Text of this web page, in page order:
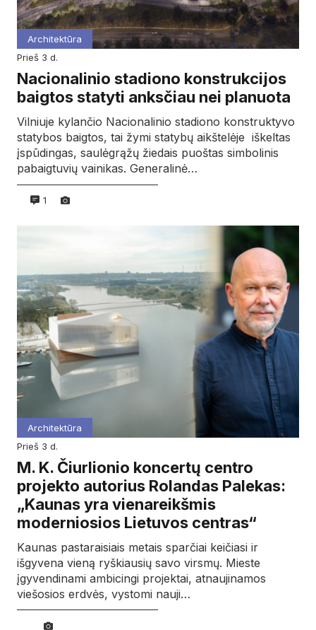
Architektūra
prieš 3 d.
Nacionalinio stadiono konstrukcijos
baigtos statyti anksčiau nei planuota
Vilniuje kylančio Nacionalinio stadiono konstruktyvo
statybos baigtos, tai žymi statybų aikštelėje iškeltas
įspūdingas, saulėgrąžų žiedais puoštas simbolinis
pabaigtuvių vainikas. Generalinė…
1
Architektūra
prieš 3 d.
M. K. Čiurlionio koncertų centro
projekto autorius Rolandas Palekas:
„Kaunas yra vienareikšmis
moderniosios Lietuvos centras“
Kaunas pastaraisiais metais sparčiai keičiasi ir
išgyvena vieną ryškiausių savo virsmų. Mieste
įgyvendinami ambicingi projektai, atnaujinamos
viešosios erdvės, vystomi nauji…